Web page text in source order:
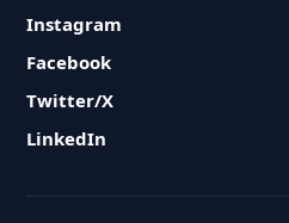
Instagram
Facebook
Twitter/X
LinkedIn